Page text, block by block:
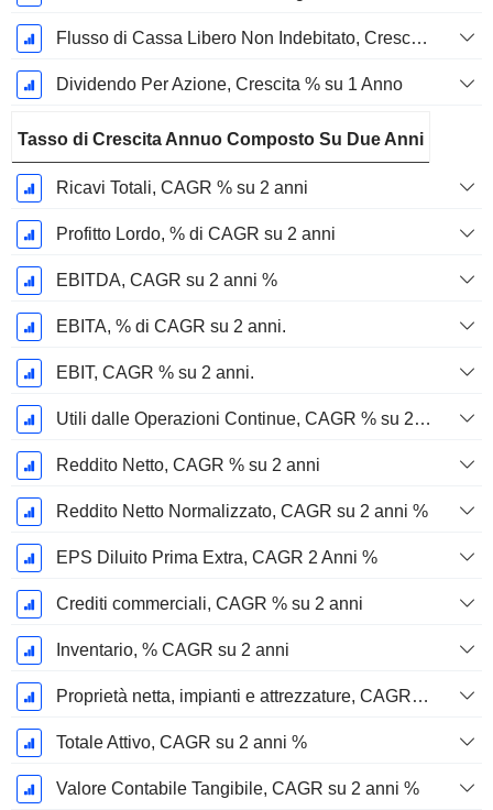
Flusso di Cassa Libero Non Indebitato, Crescita su 1 Anno %
Dividendo Per Azione, Crescita % su 1 Anno
Tasso di Crescita Annuo Composto Su Due Anni
Ricavi Totali, CAGR % su 2 anni
Profitto Lordo, % di CAGR su 2 anni
EBITDA, CAGR su 2 anni %
EBITA, % di CAGR su 2 anni.
EBIT, CAGR % su 2 anni.
Utili dalle Operazioni Continue, CAGR % su 2 anni
Reddito Netto, CAGR % su 2 anni
Reddito Netto Normalizzato, CAGR su 2 anni %
EPS Diluito Prima Extra, CAGR 2 Anni %
Crediti commerciali, CAGR % su 2 anni
Inventario, % CAGR su 2 anni
Proprietà netta, impianti e attrezzature, CAGR su 2 anni %
Totale Attivo, CAGR su 2 anni %
Valore Contabile Tangibile, CAGR su 2 anni %